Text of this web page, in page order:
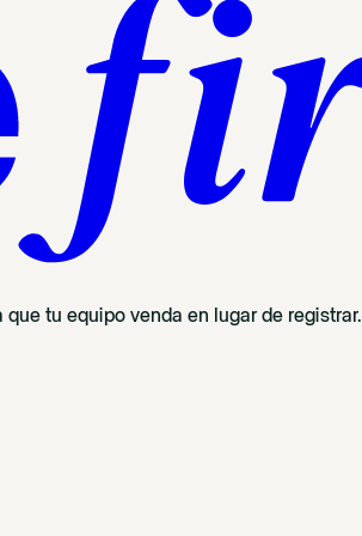
tu equipo venda en lugar de registrar.